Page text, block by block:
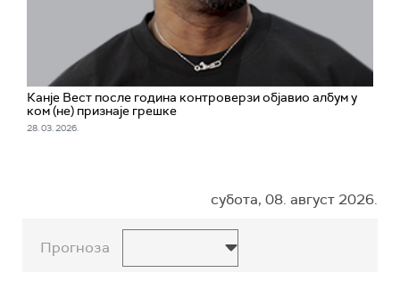
Канје Вест после година контроверзи објавио албум у
ком (не) признаје грешке
28. 03. 2026.
субота, 08. август 2026.
Прогноза